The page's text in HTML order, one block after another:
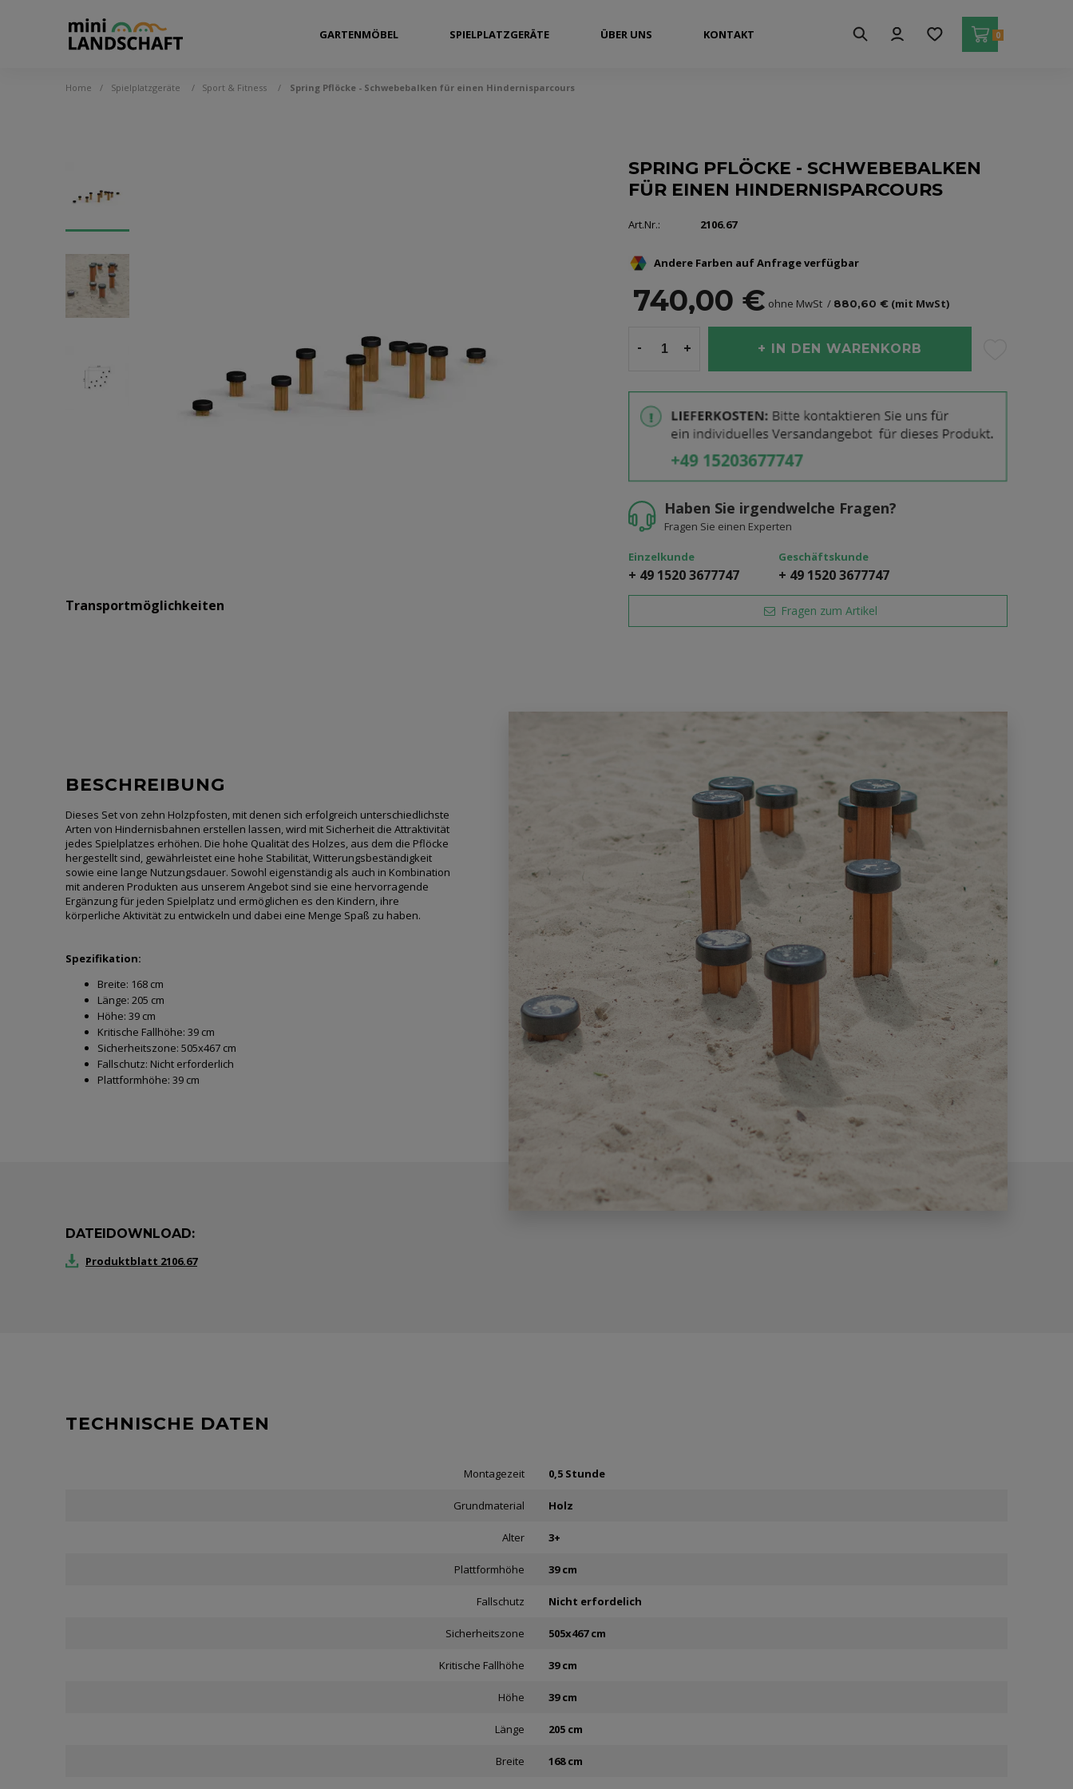
0
GARTENMÖBEL SPIELPLATZGERÄTE ÜBER UNS KONTAKT
Home / Spielplatzgeräte / Sport & Fitness / Spring Pflöcke - Schwebebalken für einen Hindernisparcours
Transportmöglichkeiten
SPRING PFLÖCKE - SCHWEBEBALKEN
FÜR EINEN HINDERNISPARCOURS
Art.Nr.: 2106.67
Andere Farben auf Anfrage verfügbar
740,00 € ohne MwSt 880,60 € (mit MwSt)
+
- IN DEN WARENKORB
Haben Sie irgendwelche Fragen?
Fragen Sie einen Experten
Einzelkunde
+ 49 1520 3677747
Geschäftskunde
+ 49 1520 3677747
Fragen zum Artikel
BESCHREIBUNG
Dieses Set von zehn Holzpfosten, mit denen sich erfolgreich unterschiedlichste
Arten von Hindernisbahnen erstellen lassen, wird mit Sicherheit die Attraktivität
jedes Spielplatzes erhöhen. Die hohe Qualität des Holzes, aus dem die Pflöcke
hergestellt sind, gewährleistet eine hohe Stabilität, Witterungsbeständigkeit
sowie eine lange Nutzungsdauer. Sowohl eigenständig als auch in Kombination
mit anderen Produkten aus unserem Angebot sind sie eine hervorragende
Ergänzung für jeden Spielplatz und ermöglichen es den Kindern, ihre
körperliche Aktivität zu entwickeln und dabei eine Menge Spaß zu haben.
Spezifikation:
Breite: 168 cm
Länge: 205 cm
Höhe: 39 cm
Kritische Fallhöhe: 39 cm
Sicherheitszone: 505x467 cm
Fallschutz: Nicht erforderlich
Plattformhöhe: 39 cm
DATEIDOWNLOAD:
Produktblatt 2106.67
TECHNISCHE DATEN
Montagezeit 0,5 Stunde
Grundmaterial Holz
Alter 3+
Plattformhöhe 39 cm
Fallschutz Nicht erfordelich
Sicherheitszone 505x467 cm
Kritische Fallhöhe 39 cm
Höhe 39 cm
Länge 205 cm
Breite 168 cm